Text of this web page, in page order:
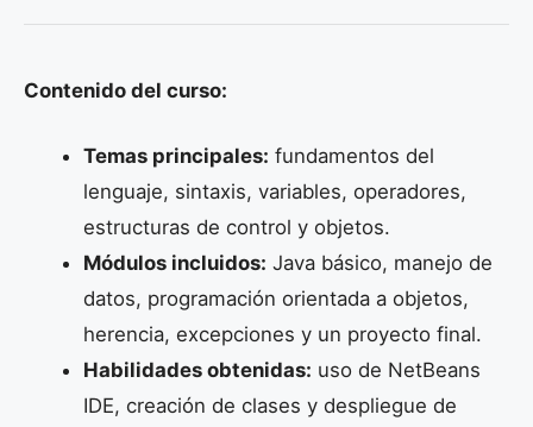
Contenido del curso:
Temas principales: fundamentos del
lenguaje, sintaxis, variables, operadores,
estructuras de control y objetos.
Módulos incluidos: Java básico, manejo de
datos, programación orientada a objetos,
herencia, excepciones y un proyecto final.
Habilidades obtenidas: uso de NetBeans
IDE, creación de clases y despliegue de